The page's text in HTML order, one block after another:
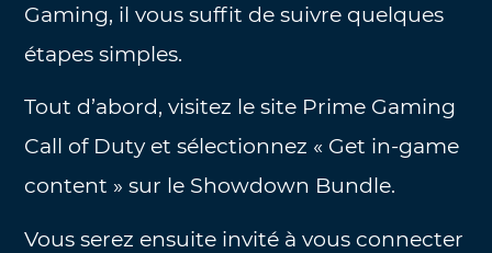
Gaming, il vous suffit de suivre quelques
étapes simples.
Tout d’abord, visitez le site Prime Gaming
Call of Duty et sélectionnez « Get in-game
content » sur le Showdown Bundle.
Vous serez ensuite invité à vous connecter